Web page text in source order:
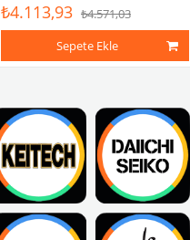
₺4.113,93 ₺4.571,03
Sepete Ekle